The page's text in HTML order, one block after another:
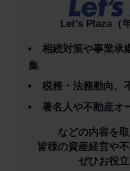
Let’s Plaza（
相続対策や事業承
集
税務・法務動向、
著名人や不動産オ
などの内容を
皆様の資産経営や
ぜひお役立